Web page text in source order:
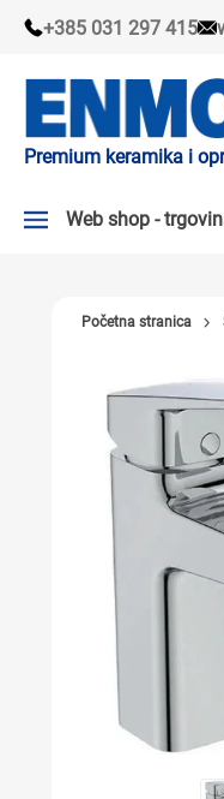
+385 031 297 415
Premium keramika i
Web shop -
SLAVINE
KADE I KABINE
SANITARIJE
KERAMIČARSKI
Početna stranica